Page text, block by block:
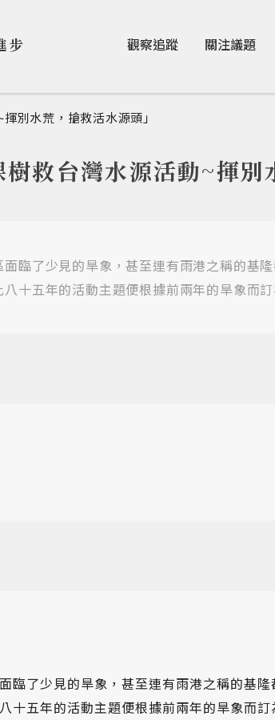
步 觀察追蹤 關注議題
別水荒，搶救活水源頭」
救台灣水源活動~揮別
臨了少見的旱象，甚至連有雨港之稱的基
十五年的活動主題便根據前兩年的旱象而
臨了少見的旱象，甚至連有雨港之稱的基
十五年的活動主題便根據前兩年的旱象而